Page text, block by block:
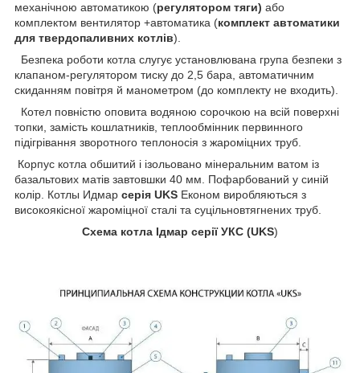
механічною автоматикою (регулятором тяги) або
комплектом вентилятор +автоматика (комплект автоматики
для твердопаливних котлів).
Безпека роботи котла слугує установлювана група безпеки з
клапаном-регулятором тиску до 2,5 бара, автоматичним
скиданням повітря й манометром (до комплекту не входить).
Котел повністю оповита водяною сорочкою на всій поверхні
топки, замість кошлатників, теплообмінник первинного
підігрівання зворотного теплоносія з жароміцних труб.
Корпус котла обшитий і ізольовано мінеральним ватом із
базальтових матів завтовшки 40 мм. Пофарбований у синій
колір. Котлы Идмар серія UKS Економ виробляються з
високоякісної жароміцної сталі та суцільновтягнених труб.
Схема котла Ідмар серії УКС (UKS)